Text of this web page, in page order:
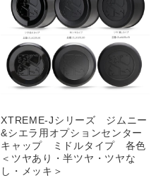
XTREME-Jシリーズ ジムニー
&シエラ用オプションセンター
キャップ ミドルタイプ 各色
＜ツヤあり・半ツヤ・ツヤな
し・メッキ＞